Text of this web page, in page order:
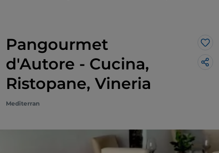
Pangourmet
d'Autore - Cucina,
Ristopane, Vineria
Mediterran